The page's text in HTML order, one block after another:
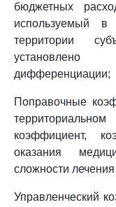
бюджетных
используемый
территории
установлено
дифференциации;
Поправочные
коэффициент,
оказания
сложности
Управленческий